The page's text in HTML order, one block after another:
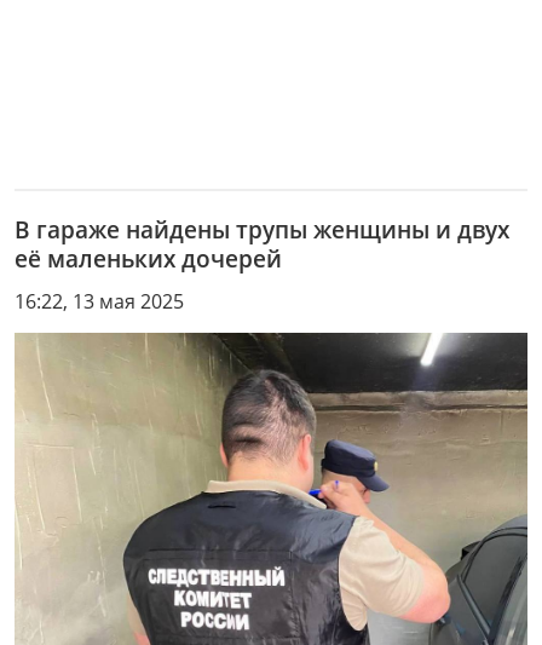
В гараже найдены трупы женщины и двух
её маленьких дочерей
16:22, 13 мая 2025